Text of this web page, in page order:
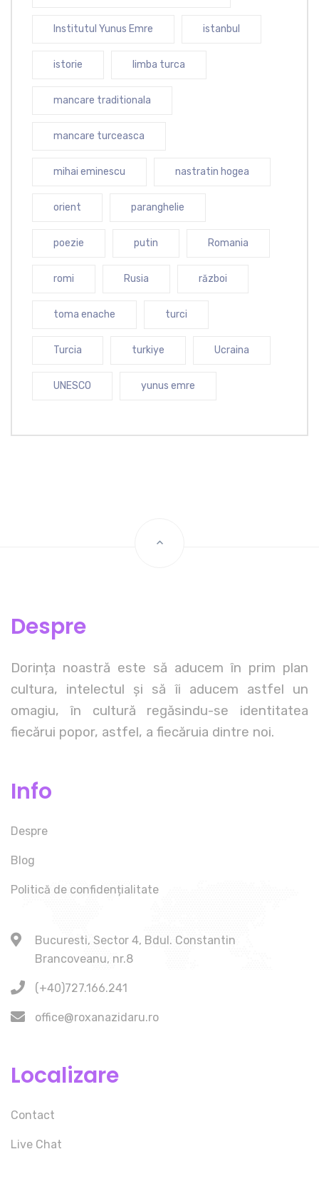
Institutul Yunus Emre istanbul
istorie limba turca
mancare traditionala
mancare turceasca
mihai eminescu nastratin hogea
orient paranghelie
poezie putin Romania
romi Rusia război
toma enache turci
Turcia turkiye Ucraina
UNESCO yunus emre
Despre
Dorința noastră este să aducem în prim plan
cultura, intelectul și să îi aducem astfel un
omagiu, în cultură regăsindu-se identitatea
fiecărui popor, astfel, a fiecăruia dintre noi.
Info
Despre
Blog
Politică de confidențialitate
Bucuresti, Sector 4, Bdul. Constantin
Brancoveanu, nr.8
(+40)727.166.241
office@roxanazidaru.ro
Localizare
Contact
Live Chat